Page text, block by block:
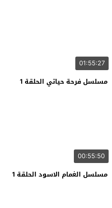
01:55:27
مسلسل فرحة حياتي الحلقة 1
00:55:50
مسلسل الغمام الاسود الحلقة 1